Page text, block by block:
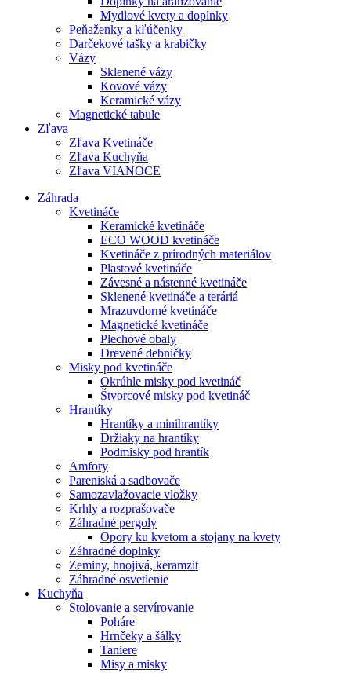
Mydlové kvety a doplnky
Peňaženky a kľúčenky
Darčekové tašky a krabičky
Vázy
Sklenené vázy
Kovové vázy
Keramické vázy
Magnetické tabule
Zľava
Zľava Kvetináče
Zľava Kuchyňa
Zľava VIANOCE
Záhrada
Kvetináče
Keramické kvetináče
ECO WOOD kvetináče
Kvetináče z prírodných materiálov
Plastové kvetináče
Závesné a nástenné kvetináče
Sklenené kvetináče a teráriá
Mrazuvdorné kvetináče
Magnetické kvetináče
Plechové obaly
Drevené debničky
Misky pod kvetináče
Okrúhle misky pod kvetináč
Štvorcové misky pod kvetináč
Hrantíky
Hrantíky a minihrantíky
Držiaky na hrantíky
Podmisky pod hrantík
Amfory
Pareniská a sadbovače
Samozavlažovacie vložky
Krhly a rozprašovače
Záhradné pergoly
Opory ku kvetom a stojany na kvety
Záhradné doplnky
Zeminy, hnojivá, keramzit
Záhradné osvetlenie
Kuchyňa
Stolovanie a servírovanie
Poháre
Hrnčeky a šálky
Taniere
Misy a misky